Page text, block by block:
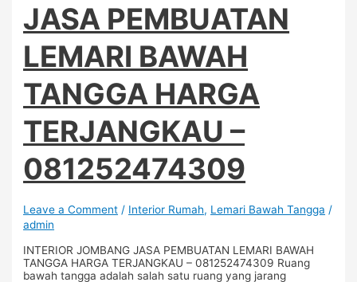
JASA PEMBUATAN
LEMARI BAWAH
TANGGA HARGA
TERJANGKAU –
081252474309
Leave a Comment / Interior Rumah, Lemari Bawah Tangga /
admin
INTERIOR JOMBANG JASA PEMBUATAN LEMARI BAWAH
TANGGA HARGA TERJANGKAU – 081252474309 Ruang
bawah tangga adalah salah satu ruang yang jarang